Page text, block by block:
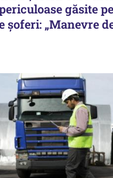
găsite
șoferi: „Manevre